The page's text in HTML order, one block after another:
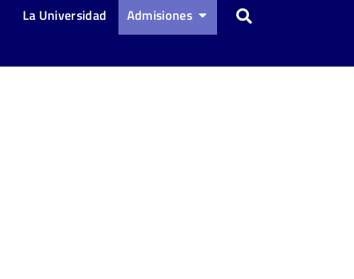
La Universidad Admisiones Buscar